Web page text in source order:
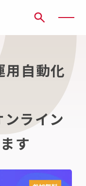
用自動化
ライン
す